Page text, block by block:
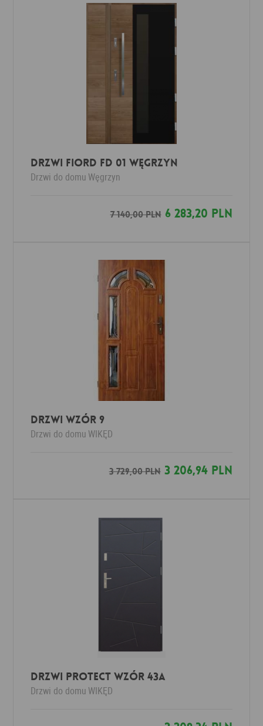
DRZWI FIORD FD 01 WĘGRZYN
Drzwi do domu Węgrzyn
7 140,00 PLN6 283,20 PLN
Drzwi Wzór 9
Drzwi do domu WIKĘD
3 729,00 PLN3 206,94 PLN
Drzwi Protect wzór 43a
Drzwi do domu WIKĘD